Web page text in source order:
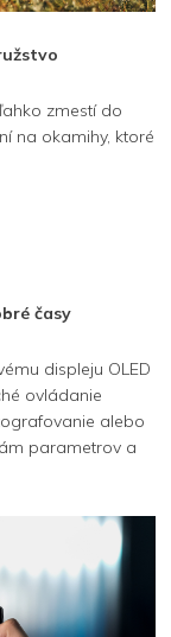
zmestí do
na okamihy, ktoré
časy
displeju OLED
ovládanie
alebo
parametrov a